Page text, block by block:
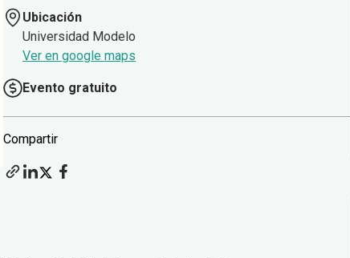
Ubicación
Universidad Modelo
Ver en google maps
Evento gratuito
Compartir